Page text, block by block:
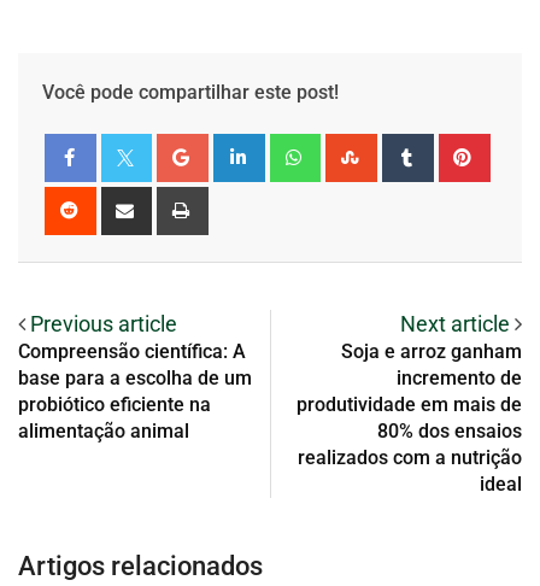
Você pode compartilhar este post!
Previous article
Compreensão científica: A
base para a escolha de um
probiótico eficiente na
alimentação animal
Next article
Soja e arroz ganham
incremento de
produtividade em mais de
80% dos ensaios
realizados com a nutrição
ideal
Artigos relacionados